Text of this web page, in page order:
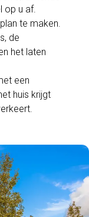
op u af.
te maken.
de
het laten
een
huis krijgt